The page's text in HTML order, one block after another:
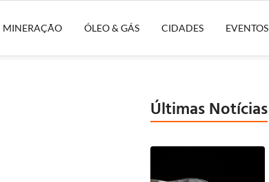
MINERAÇÃO ÓLEO & GÁS CIDADES EVENTOS
Últimas Notícias